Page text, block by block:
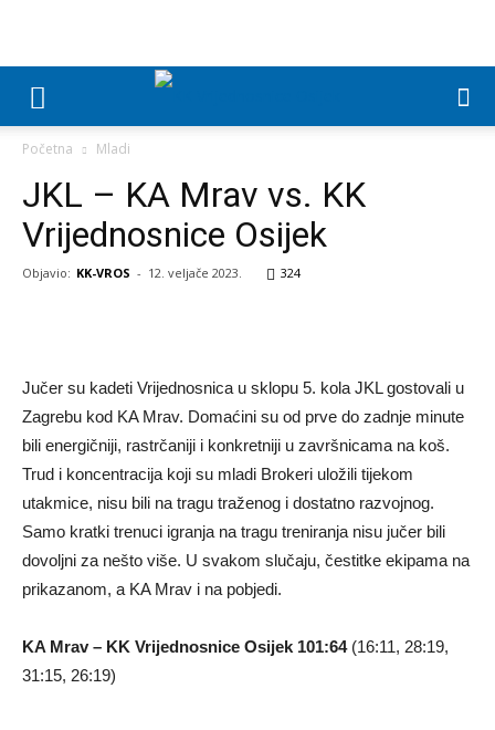
Početna Mladi
JKL – KA Mrav vs. KK
Vrijednosnice Osijek
Objavio: KK-VROS - 12. veljače 2023. 324
Jučer su kadeti Vrijednosnica u sklopu 5. kola JKL gostovali u
Zagrebu kod KA Mrav. Domaćini su od prve do zadnje minute
bili energičniji, rastrčaniji i konkretniji u završnicama na koš.
Trud i koncentracija koji su mladi Brokeri uložili tijekom
utakmice, nisu bili na tragu traženog i dostatno razvojnog.
Samo kratki trenuci igranja na tragu treniranja nisu jučer bili
dovoljni za nešto više. U svakom slučaju, čestitke ekipama na
prikazanom, a KA Mrav i na pobjedi.
KA Mrav – KK Vrijednosnice Osijek 101:64(16:11, 28:19,
31:15, 26:19)